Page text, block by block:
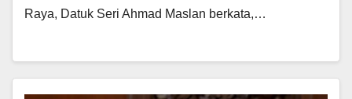
Raya, Datuk Seri Ahmad Maslan berkata,…